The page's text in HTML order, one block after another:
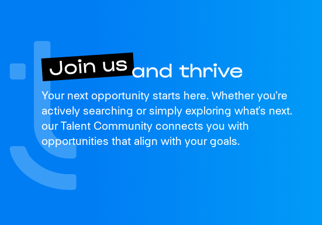
Join us
and thrive
Your next opportunity starts here. Whether you're
actively searching or simply exploring what’s next.
our Talent Community connects you with
opportunities that align with your goals.